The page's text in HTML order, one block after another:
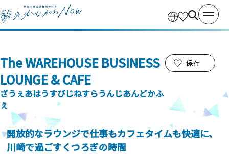
The WAREHOUSE BUSINESS
LOUNGE & CAFE
ざうぇあはうすびじねすらうんじあんどかふ
ぇ
保存
開放的なラウンジで仕事もカフェタイムも快適に、
川崎で過ごすくつろぎの時間